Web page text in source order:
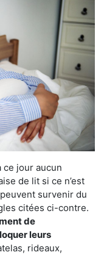
ce jour aucun
de lit si ce n’est
survenir du
citées ci-contre.
de
leurs
rideaux,